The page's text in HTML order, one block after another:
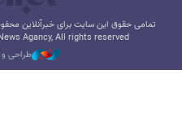
تمامی حقوق این سایت برای خبرآنلاین
Agancy, All rights reserved
طراحی و